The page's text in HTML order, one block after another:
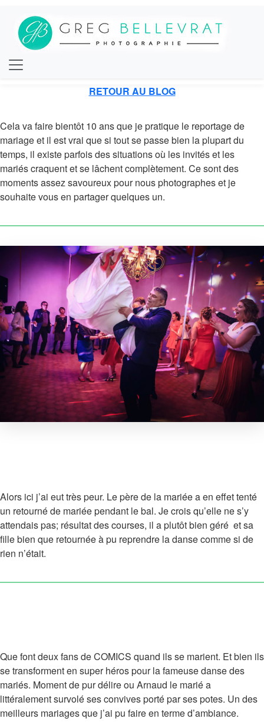
RETOUR AU BLOG
Cela va faire bientôt 10 ans que je pratique le reportage de
mariage et il est vrai que si tout se passe bien la plupart du
temps, il existe parfois des situations où les invités et les
mariés craquent et se lâchent complètement. Ce sont des
moments assez savoureux pour nous photographes et je
souhaite vous en partager quelques un.
Alors ici j’ai eut très peur. Le père de la mariée a en effet tenté
un retourné de mariée pendant le bal. Je crois qu’elle ne s’y
attendais pas; résultat des courses, il a plutôt bien géré et sa
fille bien que retournée à pu reprendre la danse comme si de
rien n’était.
Que font deux fans de COMICS quand ils se marient. Et bien ils
se transforment en super héros pour la fameuse danse des
mariés. Moment de pur délire ou Arnaud le marié a
littéralement survolé ses convives porté par ses potes. Un des
meilleurs mariages que j’ai pu faire en terme d’ambiance.